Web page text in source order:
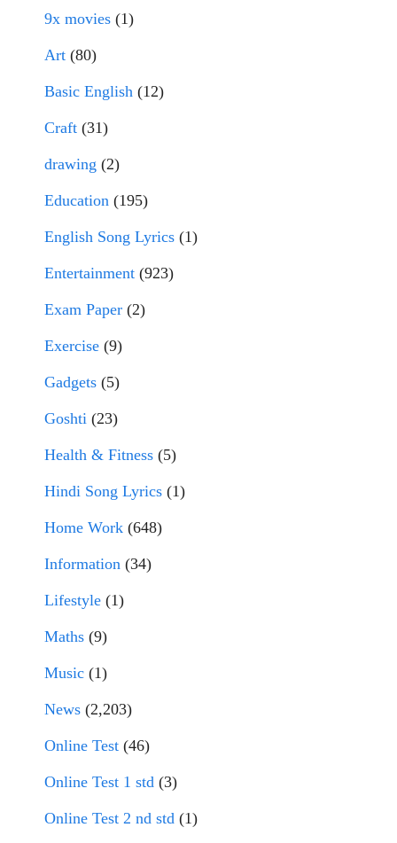
9x movies (1)
Art (80)
Basic English (12)
Craft (31)
drawing (2)
Education (195)
English Song Lyrics (1)
Entertainment (923)
Exam Paper (2)
Exercise (9)
Gadgets (5)
Goshti (23)
Health & Fitness (5)
Hindi Song Lyrics (1)
Home Work (648)
Information (34)
Lifestyle (1)
Maths (9)
Music (1)
News (2,203)
Online Test (46)
Online Test 1 std (3)
Online Test 2 nd std (1)